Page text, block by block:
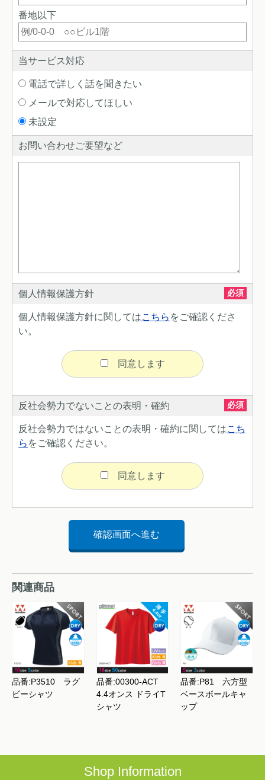
番地以下
当サービス対応
電話で詳しく話を聞きたい
メールで対応してほしい
未設定
お問い合わせご要望など
個人情報保護方針 必須
個人情報保護方針に関してはこちら をご確認くださ
い。
同意します
必須
反社会勢力でないことの表明・確約
反社会勢力ではないことの表明・確約に関してはこち
ら をご確認ください。
同意します
関連商品
品番:P3510 ラグ
ビーシャツ
品番:00300-ACT
4.4オンス ドライT
シャツ
品番:P81 六方型
ベースボールキャ
ップ
Shop Information